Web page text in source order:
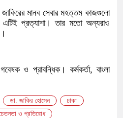
মানব সেবার মহত্তম কাজগুলো
প্রত্যাশা। তার মতো অন্যরাও
গবেষক ও প্রাবন্ধিক। কর্মকর্তা, বাংলা
ডা. জাকির হোসেন
ঢাকা
ও প্রতিরোধ